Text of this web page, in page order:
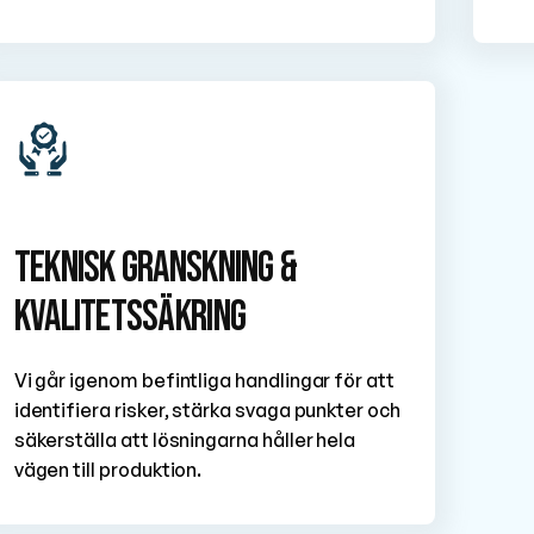
Teknisk granskning &
kvalitetssäkring
Vi går igenom befintliga handlingar för att
identifiera risker, stärka svaga punkter och
säkerställa att lösningarna håller hela
vägen till produktion.